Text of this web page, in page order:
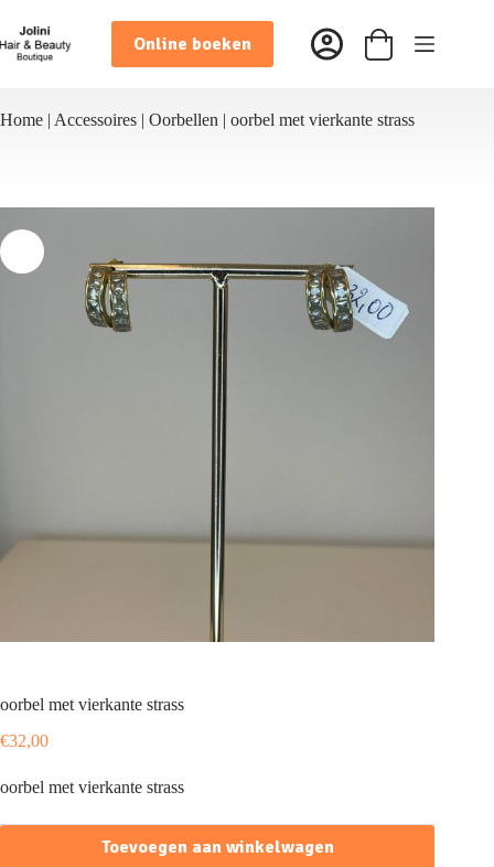
naar
de
inhoud
Online boeken Winkelwagen
Home | Accessoires | Oorbellen | oorbel met vierkante strass
oorbel met vierkante strass
€32,00
oorbel met vierkante strass
Toevoegen aan winkelwagen